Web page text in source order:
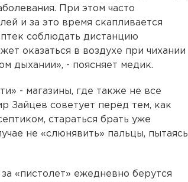
При этом часто
и за это время скапливается
соблюдать дистанцию
оказаться в воздухе при чихании
дыхании», - поясняет медик.
- магазины, где также не все
Зайцев советует перед тем, как
стараться брать уже
не «слюнявить» пальцы, пытаясь
«пистолет» ежедневно берутся